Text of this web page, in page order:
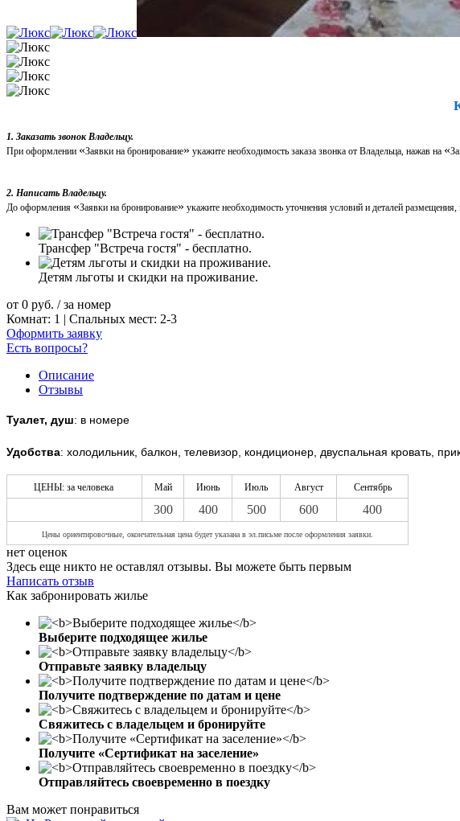
1. Заказать звонок Владельцу.
При оформлении «Заявки на бронирование» укажите необходимость заказа звонка от Владельца, нажав на «
2. Написать Владельцу.
До оформления «Заявки на бронирование» укажите необходимость уточнения условий и деталей
Трансфер "Встреча гостя" - бесплатно.
Детям льготы и скидки на проживание.
от 0 руб. / за номер
Комнат: 1 | Спальных мест: 2-3
Оформить заявку
Есть вопросы?
Описание
Отзывы
Туалет, душ: в номере
Удобства: холодильник, балкон, телевизор, кондиционер, двуспальная кровать,
ЦЕНЫ: за человека Май Июнь Июль Август Сентябрь
300 400 500 600 400
Цены ориентировочные, окончательная цена будет указана в эл.письме после оформления заявки.
нет оценок
Здесь еще никто не оставлял отзывы. Вы можете быть первым
Написать отзыв
Как забронировать жилье
Выберите подходящее жилье
Отправьте заявку владельцу
Получите подтверждение по датам и цене
Свяжитесь с владельцем и бронируйте
Получите «Сертификат на заселение»
Отправляйтесь своевременно в поездку
Вам может понравиться